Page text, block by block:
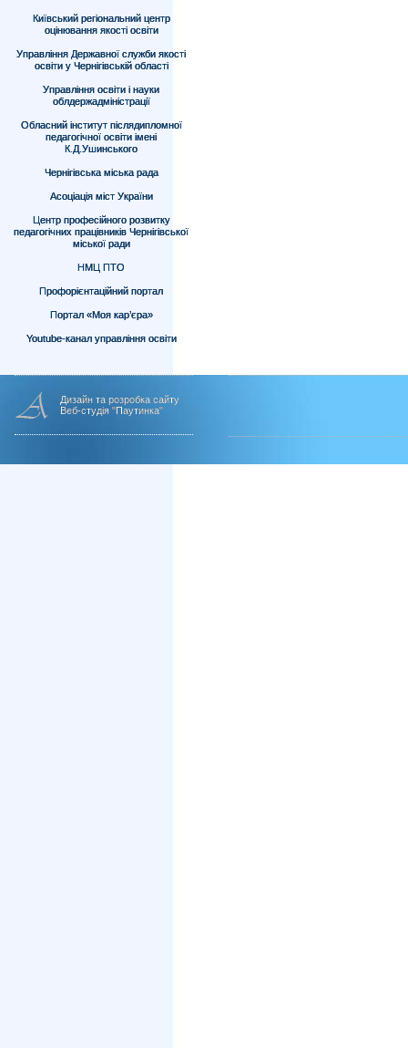
Київський регіональний центр
оцінювання якості освіти
Управління Державної служби якості
освіти у Чернігівській області
Управління освіти і науки
облдержадміністрації
Обласний інститут післядипломної
педагогічної освіти імені
К.Д.Ушинського
Чернігівська міська рада
Асоціація міст України
Центр професійного розвитку
педагогічних працівників Чернігівської
міської ради
НМЦ ПТО
Профорієнтаційний портал
Портал «Моя кар’єра»
Youtube-канал управління освіти
Дизайн та розробка сайту
Веб-студія "Паутинка"